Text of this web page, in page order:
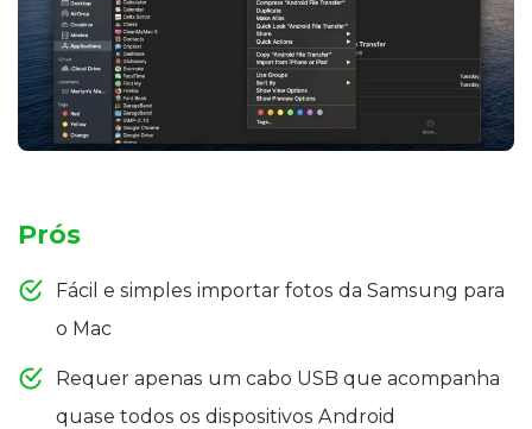
Prós
Fácil e simples importar fotos da Samsung para
o Mac
Requer apenas um cabo USB que acompanha
quase todos os dispositivos Android